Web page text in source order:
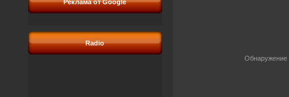
Реклама от Google
Radio
Обнаружение